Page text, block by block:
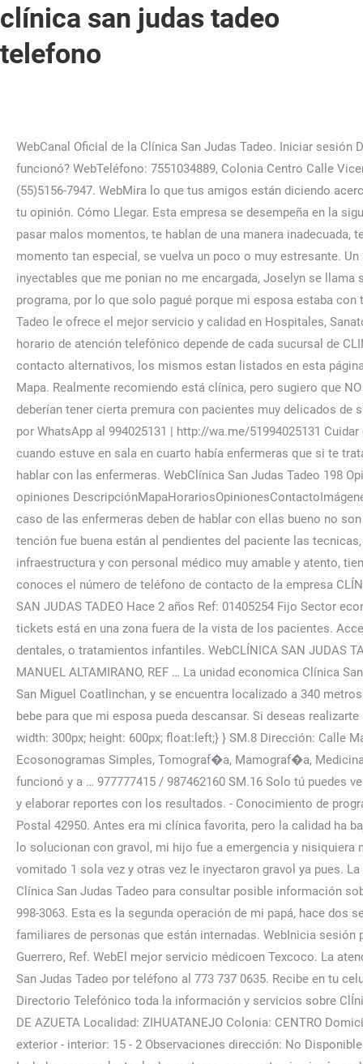
clínica san judas tadeo
telefono
WebCanal Oficial de la Clínica San Judas Tadeo. Iniciar sesión Denunciar esta … SM.0 Entre otros servicios de Salud. WebTeléfonos: 2191100 - A 97 personas les funcionó y a 37 no - ¿Te funcionó? WebTeléfono: 7551034889, Colonia Centro Calle Vicente Guerrero (Zihuatanejo De Azueta). El teléfono de atención a los clientes de CLINICA SAN JUDAS TADEO es el siguiente: (55)5156-7947. WebMira lo que tus amigos están diciendo acerca de Clínica San Judas Tadeo. un alto peligro. Utiliza estas estrellas ("0" te gusta poco, "5" te gusta mucho) para valorar con tu opinión. Cómo Llegar. Esta empresa se desempeña en la siguiente industria: Salud. Pero por otro lado, todo ese buen servicio y amable atención se viene abajo por 2 o 3 que te hacen pasar malos momentos, te hablan de una manera inadecuada, te dan malas indicaciones o te mienten con tal de que firmes un documento, entre otras cosas más... que hacen de este momento tan especial, se vuelva un poco o muy estresante. Un 3 estrellas le doy cuandi llegue por un accidente en moto entre x emergencia, tenía 6 fracturas y tenia dolores fuerte y los inyectables que me ponian no me encargada, Joselyn se llama si no me equivoco, que tampoco me supo dar conocimiento a una duda que tenía sobre el último pago a realizar del programa, por lo que solo pagué porque mi esposa estaba con todos los dolores de parto arriba en el 3er piso. En Refrigerantes tipo: ECOLÓGICO y NO ECOLÓGICO, WebClínica San Judas Tadeo le ofrece el mejor servicio y calidad en Hospitales, Sanatorios Y Clínicas, se encuentra ubicado en el estado de Mexico, de la ciudad. El personal atiende con muy buena voluntad. El horario de atención telefónico depende de cada sucursal de CLINICA SAN JUDAS TADEO, además del teléfono principal que CLINICA SAN JUDAS TADEO posee, hay otros teléfonos de contacto alternativos, los mismos estan listados en esta página. en Texcoco. He tenido que atenderme varias veces aquí y siempre recibí un excelente trato por buenos profesionales. Mapa. Realmente recomiendo está clínica, pero sugiero que NO ELIGAN al Doctor Edwin Matos. WebClínica San Judas Tadeo | 2749 seguidores en LinkedIn. Buena atención aunque deberían tener cierta premura con pacientes muy delicados de salud. SM.9 Solicitar empleo de Analista de marketing en Clínica San Judas Tadeo. Web☎ Informes y citas al (01) 3191530 o por WhatsApp al 994025131 | http://wa.me/51994025131 Cuidar de tu salud y la de tu familia es lo más importante para nosotros. Media hora esperando y solo avanzo 6 pacientes. Y cuando estuve en sala en cuarto había enfermeras que si te trataban si te entendían, pero otras que te traban como si fueras un muñeco te movían bruscamente en ese aspecto deben de hablar con las enfermeras. WebClínica San Judas Tadeo 198 Opiniones 100 Comentarios Cardiólogo Clínica ambulatoria Manuel Raygada 170, San Miguel 15086, Perú Ver todas las opiniones DescripciónMapaHorariosOpinionesContactoImágenes Descripción Información sobre Clínica San Judas Tadeo, Cardiólogo en San Miguel (Ayacucho) Muy agradecida. En ese caso de las enfermeras deben de hablar con ellas bueno no son todas son unas 2 o 3 nomas. He tenido un intervención y también otra persona tuvo un intervención en ambos casos la tención fue buena están al pendientes del paciente las tecnicas, Doctores, enfermeras, etc. WebClínica